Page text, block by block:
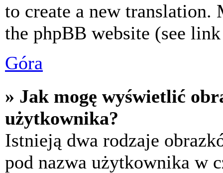
to create a new
the phpBB website (see
Góra
» Jak mogę wyświetlić
użytkownika?
Istnieją dwa rodzaje
pod nazwa użytkownika w